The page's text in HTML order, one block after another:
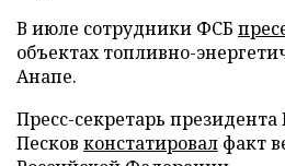
В июле сотрудники ФСБ
объектах топливно-
Анапе.
Пресс-секретарь
Песков констатировал факт